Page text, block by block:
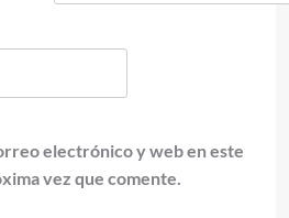
electrónico y web en este
vez que comente.